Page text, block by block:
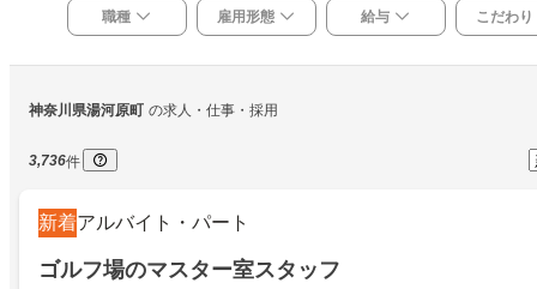
職種 雇用形態 給与 こだわり
神奈川県湯河原町 の求人・仕事・採用
3,736件
新着アルバイト・パート
ゴルフ場のマスター室スタッフ